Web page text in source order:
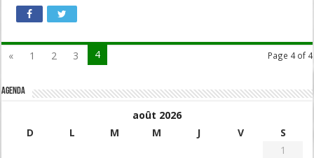
Page 4 of 4
« 1 2 3 4
Agenda
août 2026
D
L M M J V
S
1